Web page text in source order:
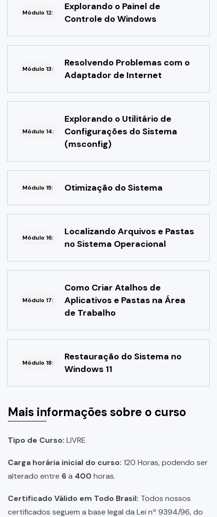
Módulo 12:
Explorando o Painel de
Controle do Windows
Módulo 13:
Resolvendo Problemas com o
Adaptador de Internet
Módulo 14:
Explorando o Utilitário de
Configurações do Sistema
(msconfig)
Módulo 15: Otimização do Sistema
Módulo 16:
Localizando Arquivos e Pastas
no Sistema Operacional
Módulo 17:
Como Criar Atalhos de
Aplicativos e Pastas na Área
de Trabalho
Módulo 18:
Restauração do Sistema no
Windows 11
Mais informações sobre o curso
Tipo de Curso: LIVRE
Carga horária inicial do curso: 120 Horas, podendo ser
alterado entre 6a 400 horas.
Certificado Válido em Todo Brasil: Todos nossos
certificados seguem a base legal da Lei nº 9394/96, do